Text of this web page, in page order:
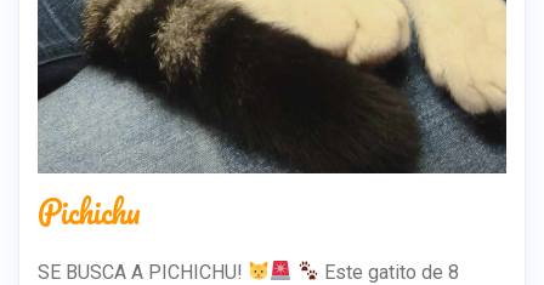
Pichichu
SE BUSCA A PICHICHU!
Este gatito de 8